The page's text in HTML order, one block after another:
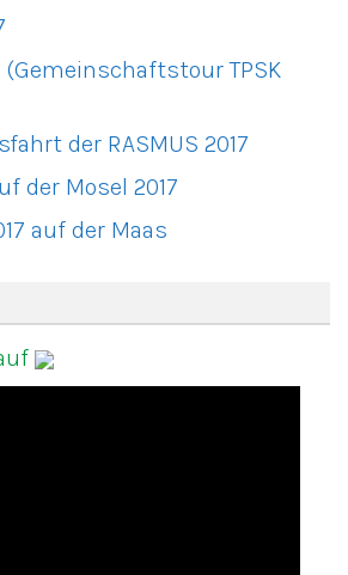
(Gemeinschaftstour TPSK
der RASMUS 2017
der Mosel 2017
auf der Maas